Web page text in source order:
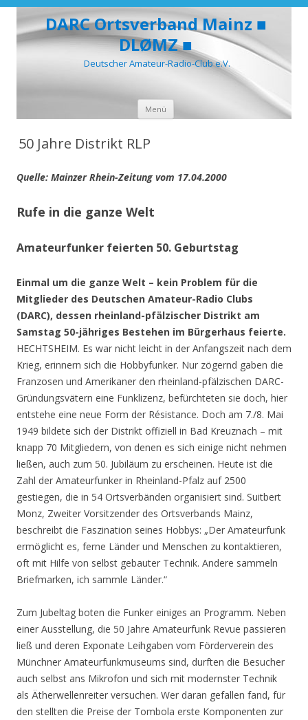
DARC Ortsverband Mainz ■
DLØMZ ■
Deutscher Amateur-Radio-Club e.V.
Menü
springen
50 Jahre Distrikt RLP
Quelle: Mainzer Rhein-Zeitung vom 17.04.2000
Rufe in die ganze Welt
Amateurfunker feierten 50. Geburtstag
Einmal um die ganze Welt – kein Problem für die
Mitglieder des Deutschen Amateur-Radio Clubs
(DARC), dessen rheinland-pfälzischer Distrikt am
Samstag 50-jähriges Bestehen im Bürgerhaus feierte.
HECHTSHEIM. Es war nicht leicht in der Anfangszeit nach dem
Krieg, erinnern sich die Hobbyfunker. Nur zögernd gaben die
Franzosen und Amerikaner den rheinland-pfälzischen DARC-
Gründungsvätern eine Funklizenz, befürchteten sie doch, hier
entstehe eine neue Form der Résistance. Doch am 7./8. Mai
1949 bildete sich der Distrikt offiziell in Bad Kreuznach – mit
knapp 70 Mitgliedern, von denen es sich einige nicht nehmen
ließen, auch zum 50. Jubiläum zu erscheinen. Heute ist die
Zahl der Amateurfunker in Rheinland-Pfalz auf 2500
gestiegen, die in 54 Ortsverbänden organisiert sind. Suitbert
Monz, Zweiter Vorsitzender des Ortsverbands Mainz,
beschreibt die Faszination seines Hobbys: „Der Amateurfunk
ermöglicht es, ferne Länder und Menschen zu kontaktieren,
oft mit Hilfe von selbst gebauter Technik. Andere sammeln
Briefmarken, ich sammle Länder.“
Zum Jubeltag boten die Funker einiges an Programm. Neben
einer Ausstellung, die 50 Jahre Amateurfunk Revue passieren
ließ und deren Exponate Leihgaben vom Förderverein des
Münchner Amateurfunkmuseums sind, durften die Besucher
auch selbst ans Mikrofon und sich mit modernster Technik
als Ätherwellenreiter versuchen. Wer daran gefallen fand, für
den stellten die Preise der Tombola erste Komponenten zur